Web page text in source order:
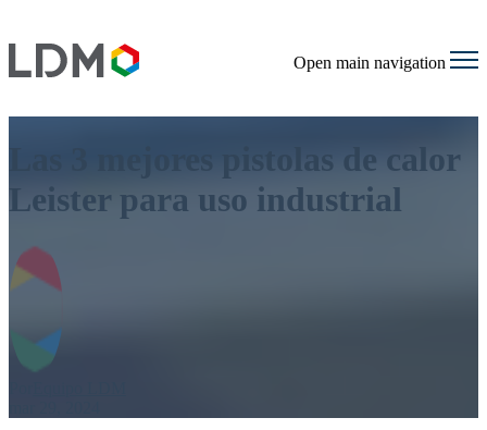
Open main navigation
Las 3 mejores pistolas de calor
Leister para uso industrial